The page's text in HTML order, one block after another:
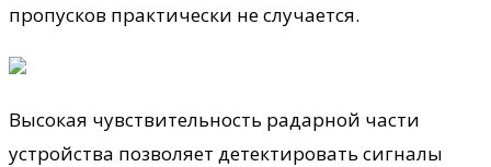
пропусков практически не случается.
Высокая чувствительность радарной части
устройства позволяет детектировать сигналы